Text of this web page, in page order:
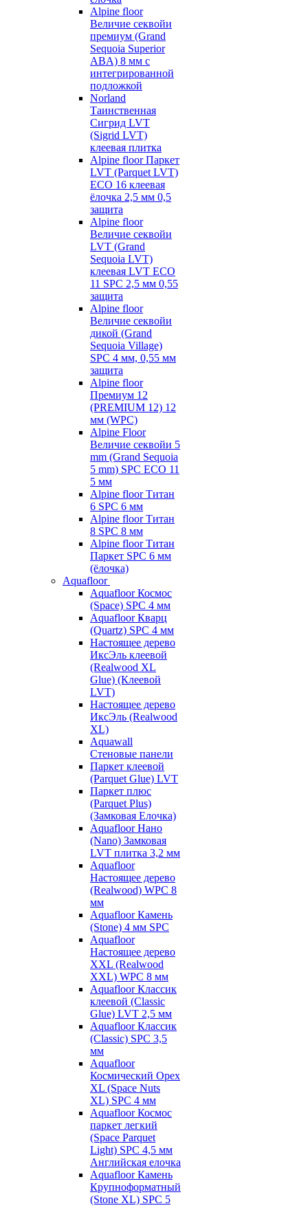
Alpine floor
Величие секвойи
премиум (Grand
Sequoia Superior
ABA) 8 мм с
интегрированной
подложкой
Norland
Таинственная
Сигрид LVT
(Sigrid LVT)
клеевая плитка
Alpine floor Паркет
LVT (Parquet LVT)
ECO 16 клеевая
ёлочка 2,5 мм 0,5
защита
Alpine floor
Величие секвойи
LVT (Grand
Sequoia LVT)
клеевая LVT ECO
11 SPC 2,5 мм 0,55
защита
Alpine floor
Величие секвойи
дикой (Grand
Sequoia Village)
SPC 4 мм, 0,55 мм
защита
Alpine floor
Премиум 12
(PREMIUM 12) 12
мм (WPC)
Alpine Floor
Величие секвойи 5
mm (Grand Sequoia
5 mm) SPC ECO 11
5 мм
Alpine floor Титан
6 SPC 6 мм
Alpine floor Титан
8 SPC 8 мм
Alpine floor Титан
Паркет SPC 6 мм
(ёлочка)
Aquafloor
Aquafloor Космос
(Space) SPC 4 мм
Aquafloor Кварц
(Quartz) SPC 4 мм
Настоящее дерево
ИксЭль клеевой
(Realwood XL
Glue) (Клеевой
LVT)
Настоящее дерево
ИксЭль (Realwood
XL)
Aquawall
Стеновые панели
Паркет клеевой
(Parquet Glue) LVT
Паркет плюс
(Parquet Plus)
(Замковая Елочка)
Aquafloor Нано
(Nano) Замковая
LVT плитка 3,2 мм
Aquafloor
Настоящее дерево
(Realwood) WPC 8
мм
Aquafloor Камень
(Stone) 4 мм SPC
Aquafloor
Настоящее дерево
XXL (Realwood
XXL) WPC 8 мм
Aquafloor Классик
клеевой (Classic
Glue) LVT 2,5 мм
Aquafloor Классик
(Classic) SPC 3,5
мм
Aquafloor
Космический Орех
XL (Space Nuts
XL) SPC 4 мм
Aquafloor Космос
паркет легкий
(Space Parquet
Light) SPC 4,5 мм
Английская елочка
Aquafloor Камень
Крупноформатный
(Stone XL) SPC 5